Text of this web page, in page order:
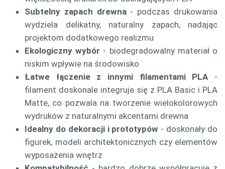
Subtelny zapach drewna- podczas drukowania
wydziela delikatny, naturalny zapach, nadając
projektom dodatkowego realizmu
Ekologiczny wybór - biodegradowalny materiał o
niskim wpływie na środowisko
Łatwe łączenie z innymi filamentami PLA -
filament doskonale integruje się z PLA Basic i PLA
Matte, co pozwala na tworzenie wielokolorowych
wydruków z naturalnymi akcentami drewna
Idealny do dekoracji i prototypów - doskonały do
figurek, modeli architektonicznych czy elementów
wyposażenia wnętrz